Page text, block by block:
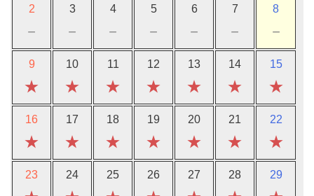
2
－
3
－
4
－
5
－
6
－
7
－
8
－
9
★
10
★
11
★
12
★
13
★
14
★
15
★
16
★
17
★
18
★
19
★
20
★
21
★
22
★
23 24 25 26 27 28 29